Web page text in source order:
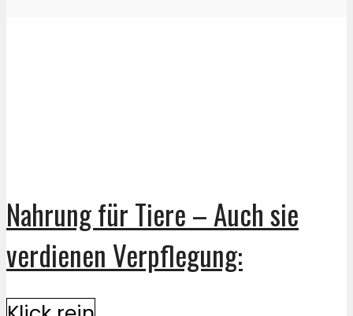
Nahrung für Tiere – Auch sie
verdienen Verpflegung: